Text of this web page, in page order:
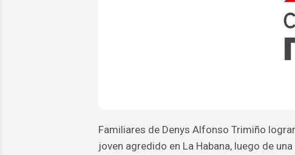
Familiares de Denys Alfonso Trimiño
joven agredido en La Habana, luego de